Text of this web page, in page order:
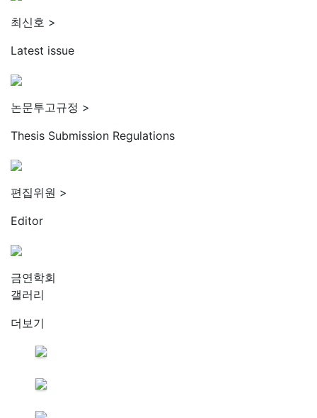
최신호 >
Latest issue
논문투고규정 >
Thesis Submission Regulations
편집위원 >
Editor
금연학회
갤러리
더보기